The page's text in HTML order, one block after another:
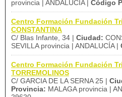
provincia | ANDALUCÍA | Código
Centro Formación Fundación
CONSTANTINA
C/ Blas Infante, 34 | Ciudad:
SEVILLA provincia | ANDALUCÍA |
Centro Formación Fundación
TORREMOLINOS
C/ GARCIA DE LA SERNA 25 |
Provincia: MALAGA provincia |